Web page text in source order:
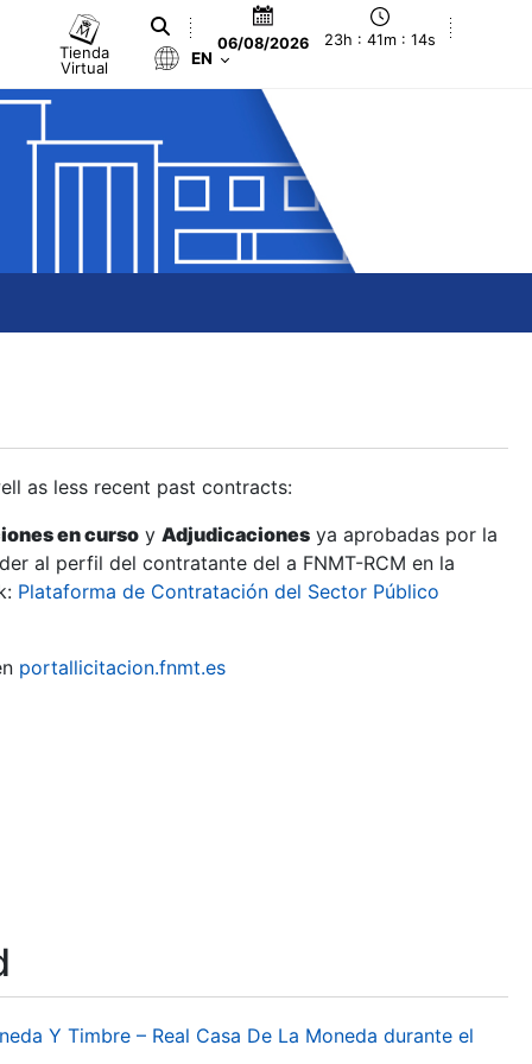
Tienda
Virtual
06/08/2026 23h : 41m : 14s
EN
as less recent past contracts:
en curso y Adjudicaciones ya aprobadas por la
al perfil del contratante del a FNMT-RCM en la
Plataforma de Contratación del Sector Público
portallicitacion.fnmt.es
Y Timbre – Real Casa De La Moneda durante el